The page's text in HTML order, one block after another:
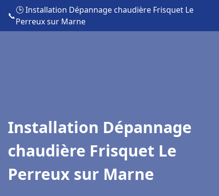
📞
🕒 Installation Dépannage chaudière Frisquet Le
Perreux sur Marne
Installation Dépannage
chaudière Frisquet Le
Perreux sur Marne